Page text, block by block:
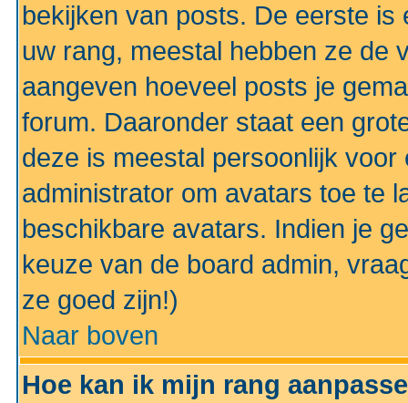
bekijken van posts. De eerste
uw rang, meestal hebben ze de
aangeven hoeveel posts je
forum. Daaronder staat een
deze is meestal persoonlijk
administrator om avatars toe te
beschikbare avatars. Indien je
keuze van de board admin,
ze goed zijn!)
Naar boven
Hoe kan ik mijn rang